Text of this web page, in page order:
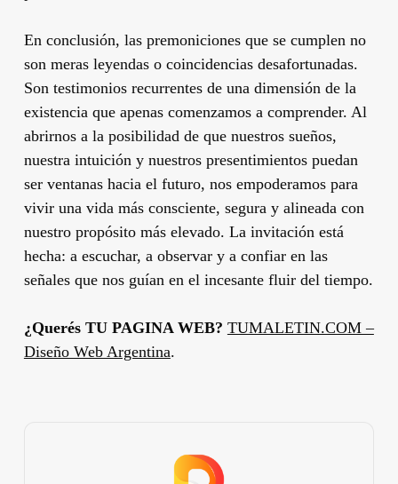
En conclusión, las premoniciones que se cumplen no
son meras leyendas o coincidencias desafortunadas.
Son testimonios recurrentes de una dimensión de la
existencia que apenas comenzamos a comprender. Al
abrirnos a la posibilidad de que nuestros sueños,
nuestra intuición y nuestros presentimientos puedan
ser ventanas hacia el futuro, nos empoderamos para
vivir una vida más consciente, segura y alineada con
nuestro propósito más elevado. La invitación está
hecha: a escuchar, a observar y a confiar en las
señales que nos guían en el incesante fluir del tiempo.
¿Querés TU PAGINA WEB? TUMALETIN.COM –
Diseño Web Argentina.